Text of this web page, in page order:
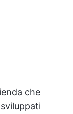
che